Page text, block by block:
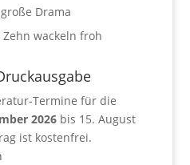
Drama
wackeln froh
Termine für die
2026bis 15. August
ist kostenfrei.